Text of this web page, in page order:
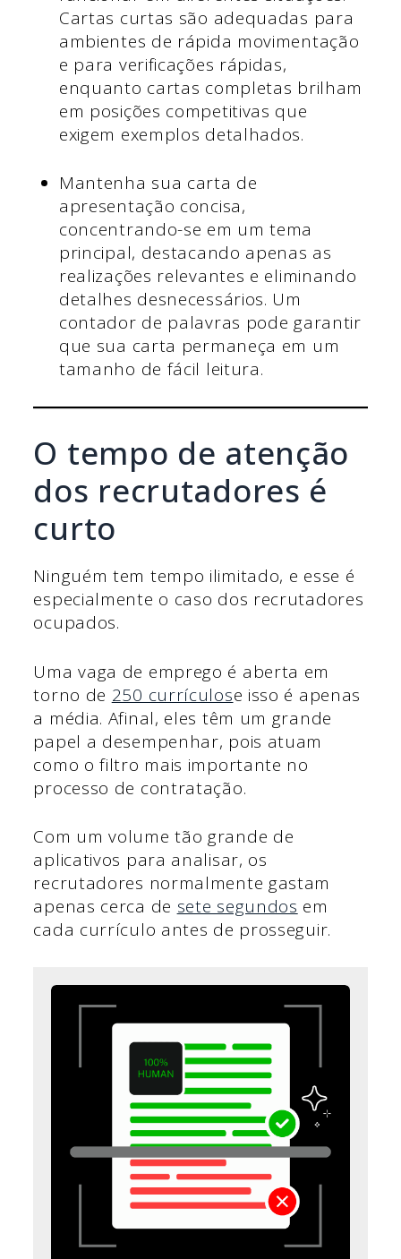
Cartas curtas são adequadas para
ambientes de rápida movimentação
e para verificações rápidas,
enquanto cartas completas brilham
em posições competitivas que
exigem exemplos detalhados.
Mantenha sua carta de
apresentação concisa,
concentrando-se em um tema
principal, destacando apenas as
realizações relevantes e eliminando
detalhes desnecessários. Um
contador de palavras pode garantir
que sua carta permaneça em um
tamanho de fácil leitura.
O tempo de atenção
dos recrutadores é
curto
Ninguém tem tempo ilimitado, e esse é
especialmente o caso dos recrutadores
ocupados.
Uma vaga de emprego é aberta em
torno de 250 currículose isso é apenas
a média. Afinal, eles têm um grande
papel a desempenhar, pois atuam
como o filtro mais importante no
processo de contratação.
Com um volume tão grande de
aplicativos para analisar, os
recrutadores normalmente gastam
apenas cerca de sete segundos em
cada currículo antes de prosseguir.